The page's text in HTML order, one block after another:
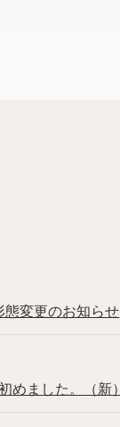
態変更のお知らせ
めました。（新）